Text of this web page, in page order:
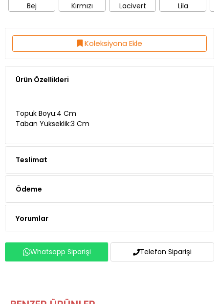
Bej Kırmızı Lacivert Lila
Koleksiyona Ekle
Ürün Özellikleri
Topuk Boyu:4 Cm
Taban Yükseklik:3 Cm
Teslimat
Ödeme
Yorumlar
Whatsapp Siparişi Telefon Siparişi